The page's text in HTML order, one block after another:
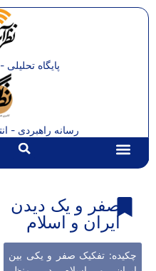
پایگاه
رسانه راهبردی -
صفر و یک دیدن
ایران و اسلام
چکیده: تفکیک صفر و یکی بین